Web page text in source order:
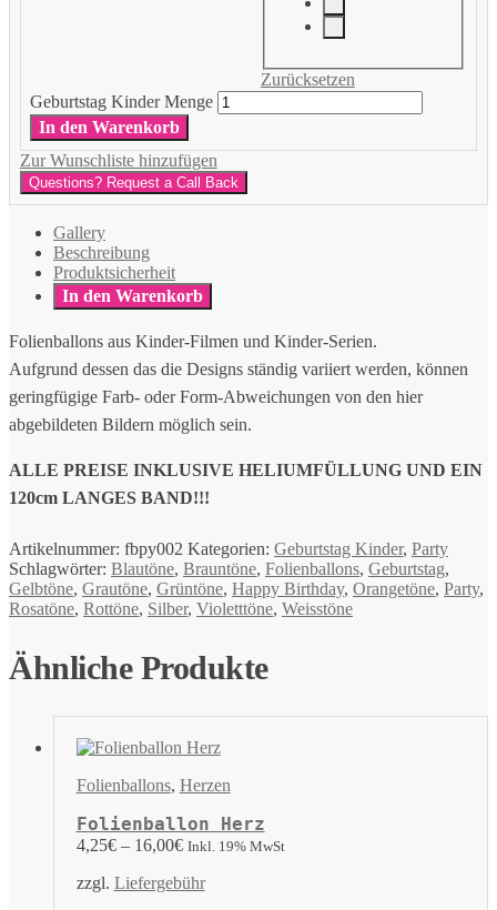
Zurücksetzen
Geburtstag Kinder Menge
In den Warenkorb
Zur Wunschliste hinzufügen
Questions? Request a Call Back
Gallery
Beschreibung
Produktsicherheit
In den Warenkorb
Folienballons aus Kinder-Filmen und Kinder-Serien.
Aufgrund dessen das die Designs ständig variiert werden, können
geringfügige Farb- oder Form-Abweichungen von den hier
abgebildeten Bildern möglich sein.
ALLE PREISE INKLUSIVE HELIUMFÜLLUNG UND EIN
120cm LANGES BAND!!!
Artikelnummer: fbpy002 Kategorien: Geburtstag Kinder, Party
Schlagwörter: Blautöne, Brauntöne, Folienballons, Geburtstag,
Gelbtöne, Grautöne, Grüntöne, Happy Birthday, Orangetöne, Party,
Rosatöne, Rottöne, Silber, Violetttöne, Weisstöne
Ähnliche Produkte
Folienballons, Herzen
Folienballon Herz
4,25€– 16,00€ Inkl. 19% MwSt
zzgl. Liefergebühr